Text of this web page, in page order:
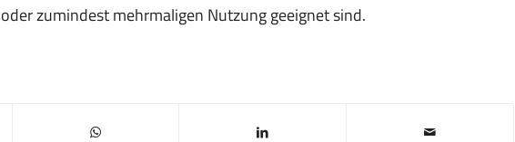
zumindest mehrmaligen Nutzung geeignet sind.